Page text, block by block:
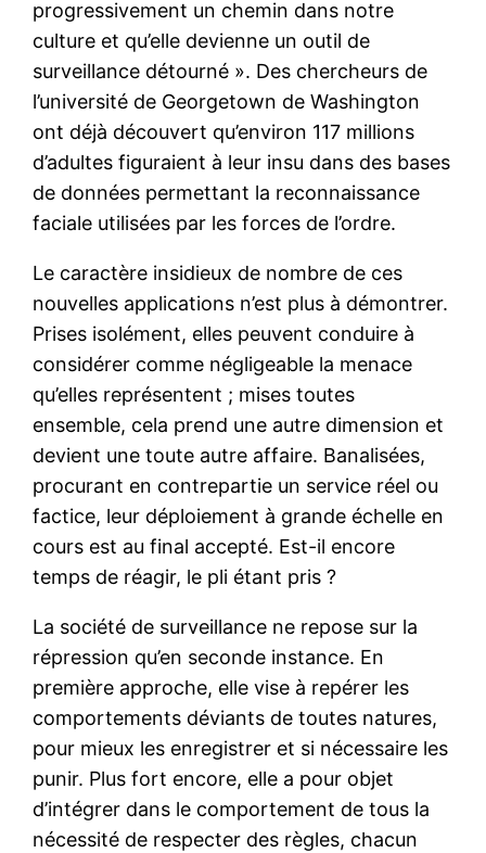
progressivement un chemin dans notre
culture et qu’elle devienne un outil de
surveillance détourné ». Des chercheurs de
l’université de Georgetown de Washington
ont déjà découvert qu’environ 117 millions
d’adultes figuraient à leur insu dans des bases
de données permettant la reconnaissance
faciale utilisées par les forces de l’ordre.
Le caractère insidieux de nombre de ces
nouvelles applications n’est plus à démontrer.
Prises isolément, elles peuvent conduire à
considérer comme négligeable la menace
qu’elles représentent ; mises toutes
ensemble, cela prend une autre dimension et
devient une toute autre affaire. Banalisées,
procurant en contrepartie un service réel ou
factice, leur déploiement à grande échelle en
cours est au final accepté. Est-il encore
temps de réagir, le pli étant pris ?
La société de surveillance ne repose sur la
répression qu’en seconde instance. En
première approche, elle vise à repérer les
comportements déviants de toutes natures,
pour mieux les enregistrer et si nécessaire les
punir. Plus fort encore, elle a pour objet
d’intégrer dans le comportement de tous la
nécessité de respecter des règles, chacun